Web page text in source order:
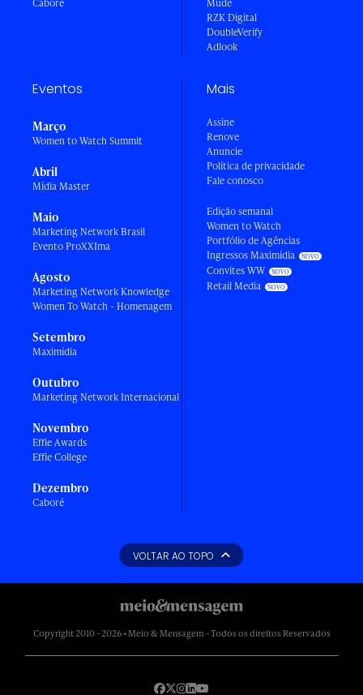
RZK Digital
DoubleVerify
Adlook
Eventos
Março
Women to Watch Summit
Abril
Mídia Master
Maio
Marketing Network Brasil
Evento ProXXIma
Agosto
Marketing Network Knowledge
Women To Watch - Homenagem
Setembro
Maximídia
Outubro
Marketing Network Internacional
Novembro
Effie Awards
Effie College
Dezembro
Caboré
Mais
Assine
Renove
Anuncie
Política de privacidade
Fale conosco
Edição semanal
Women to Watch
Portfólio de Agências
Ingressos Maximídia
Convites WW
Retail Media
VOLTAR AO TOPO
Copyright 2010 - 2026 • Meio & Mensagem - Todos os direitos Reservados